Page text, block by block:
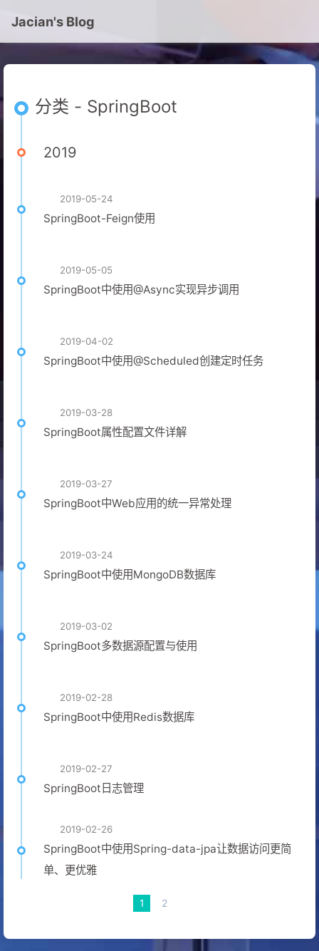
Jacian's Blog
分类 - SpringBoot
2019
2019-05-24
SpringBoot-Feign使用
2019-05-05
SpringBoot中使用@Async实现异步调用
2019-04-02
SpringBoot中使用@Scheduled创建定时任务
2019-03-28
SpringBoot属性配置文件详解
2019-03-27
SpringBoot中Web应用的统一异常处理
2019-03-24
SpringBoot中使用MongoDB数据库
2019-03-02
SpringBoot多数据源配置与使用
2019-02-28
SpringBoot中使用Redis数据库
2019-02-27
SpringBoot日志管理
2019-02-26
SpringBoot中使用Spring-data-jpa让数据访问更简
单、更优雅
1 2